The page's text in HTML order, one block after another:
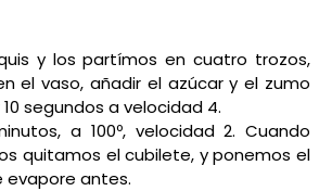
y los partímos en cuatro trozos,
el vaso, añadir el azúcar y el zumo
segundos a velocidad 4.
a 100º, velocidad 2. Cuando
quitamos el cubilete, y ponemos el
evapore antes.